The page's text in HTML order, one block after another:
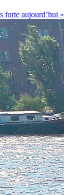
forte aujourd’hui »